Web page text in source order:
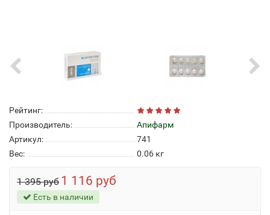
Рейтинг:
Производитель:
Апифарм
Артикул:
741
Вес:
0.06 кг
1 395 руб 1 116 руб
Есть в наличии